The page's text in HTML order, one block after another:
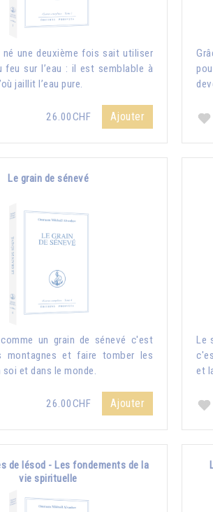
une deuxième fois sait utiliser
feu sur l’eau : il est semblable à
jaillit l’eau pure.
26.00CHF Ajouter
Le grain de sénevé
un grain de sénevé c'est
montagnes et faire tomber les
et dans le monde.
26.00CHF Ajouter
Le
et
de Iésod - Les fondements de la
vie spirituelle